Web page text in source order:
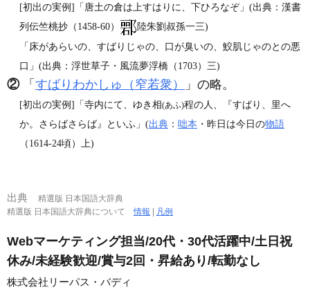
[初出の実例]「唐土の倉は上すはりに、下ひろなぞ」(出典：漢書
列伝竺桃抄（1458‐60）
陸朱劉叔孫一三)
「床があらいの、すばりじゃの、口が臭いの、鮫肌じゃのとの悪
口」(出典：浮世草子・風流夢浮橋（1703）三)
②「 すばりわかしゅ（窄若衆） 」の略。
[初出の実例]「寺内にて、ゆき相(あふ)程の人、『すばり、里へ
か。さらばさらば』といふ」(出典 ： 咄本 ・昨日は今日の物語
（1614‐24頃）上)
出典
精選版 日本国語大辞典
精選版 日本国語大辞典について情報 | 凡例
Webマーケティング担当/20代・30代活躍中/土日祝
休み/未経験歓迎/賞与2回・昇給あり/転勤なし
株式会社リーパス・バディ